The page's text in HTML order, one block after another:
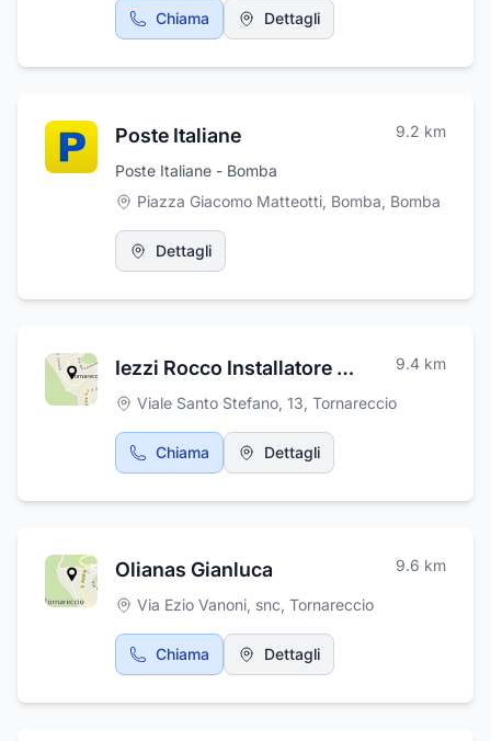
Chiama Dettagli
Poste Italiane 9.2 km
Poste Italiane - Bomba
Piazza Giacomo Matteotti, Bomba, Bomba
Dettagli
Iezzi Rocco Installatore Impianti Tecnologici 9.4 km
Viale Santo Stefano, 13, Tornareccio
Chiama Dettagli
Olianas Gianluca 9.6 km
Via Ezio Vanoni, snc, Tornareccio
Chiama Dettagli